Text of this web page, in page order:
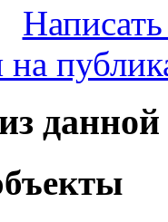
на
данной